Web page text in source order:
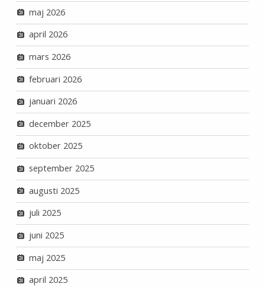
maj 2026
april 2026
mars 2026
februari 2026
januari 2026
december 2025
oktober 2025
september 2025
augusti 2025
juli 2025
juni 2025
maj 2025
april 2025